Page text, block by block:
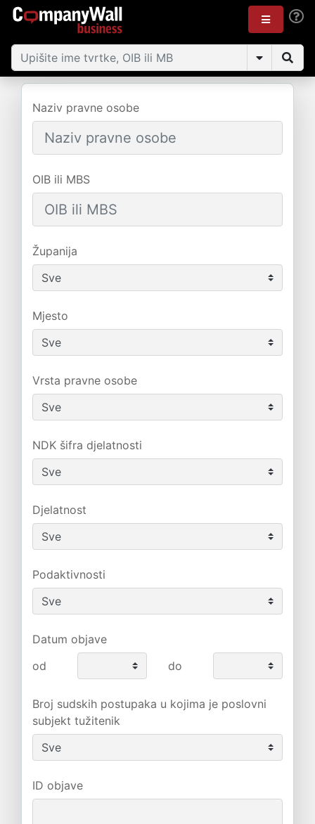
Naziv pravne osobe
OIB ili MBS
Županija
Mjesto
Vrsta pravne osobe
NDK šifra djelatnosti
Djelatnost
Podaktivnosti
Datum objave
od
do
Broj sudskih postupaka u kojima je poslovni
subjekt tužitenik
ID objave